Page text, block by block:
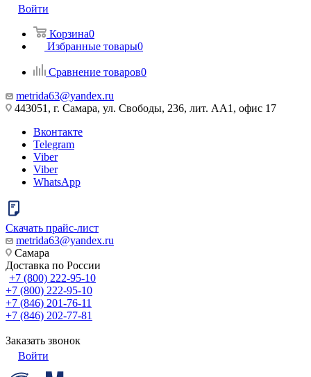
Войти
Корзина0
Избранные товары0
Сравнение товаров0
metrida63@yandex.ru
443051, г. Самара, ул. Свободы, 236, лит. АА1, офис 17
Вконтакте
Telegram
Viber
Viber
WhatsApp
Скачать прайс-лист
metrida63@yandex.ru
Самара
Доставка по России
+7 (800) 222-95-10
+7 (800) 222-95-10
+7 (846) 201-76-11
+7 (846) 202-77-81
Заказать звонок
Войти